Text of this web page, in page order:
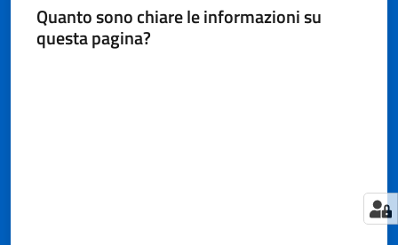
Quanto sono chiare le informazioni su
questa pagina?